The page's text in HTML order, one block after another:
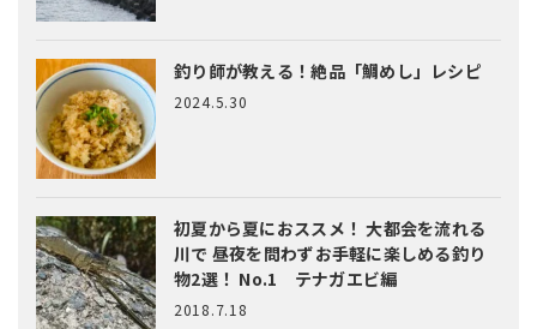
釣り師が教える！絶品「鯛めし」レシピ
2024.5.30
初夏から夏におススメ！ 大都会を流れる
川で 昼夜を問わずお手軽に楽しめる釣り
物2選！ No.1 テナガエビ編
2018.7.18